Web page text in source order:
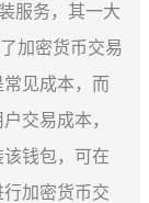
服务，其一大
加密货币交易
见成本，而
交易成本，
钱包，可在
加密货币交